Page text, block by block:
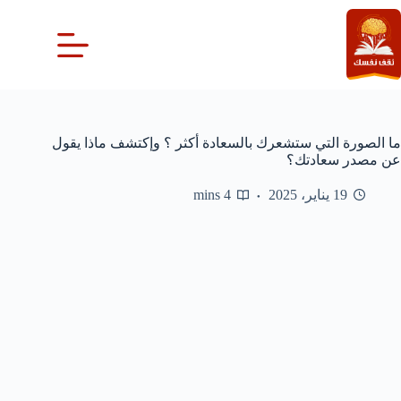
التجاوز
إلى
المحتوى
ما الصورة التي ستشعرك بالسعادة أكثر ؟ وإكتشف ماذا يقول
عن مصدر سعادتك؟
19 يناير، 2025 4 mins